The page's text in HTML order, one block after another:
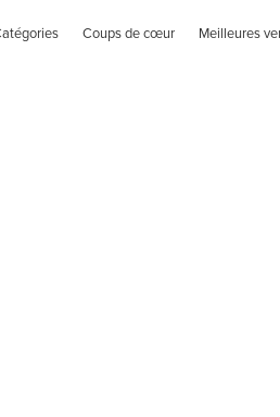
Coups de cœur Meilleures